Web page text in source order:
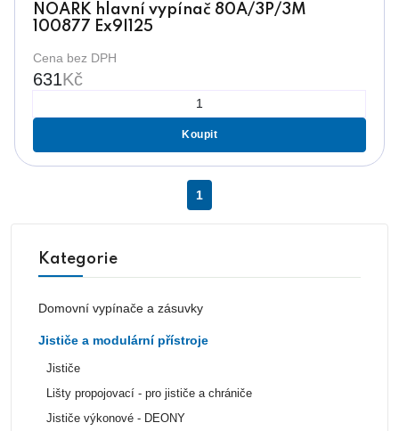
NOARK hlavní vypínač 80A/3P/3M
100877 Ex9I125
Cena bez DPH
631Kč
Koupit
1
Kategorie
Domovní vypínače a zásuvky
Jističe a modulární přístroje
Jističe
Lišty propojovací - pro jističe a chrániče
Jističe výkonové - DEONY